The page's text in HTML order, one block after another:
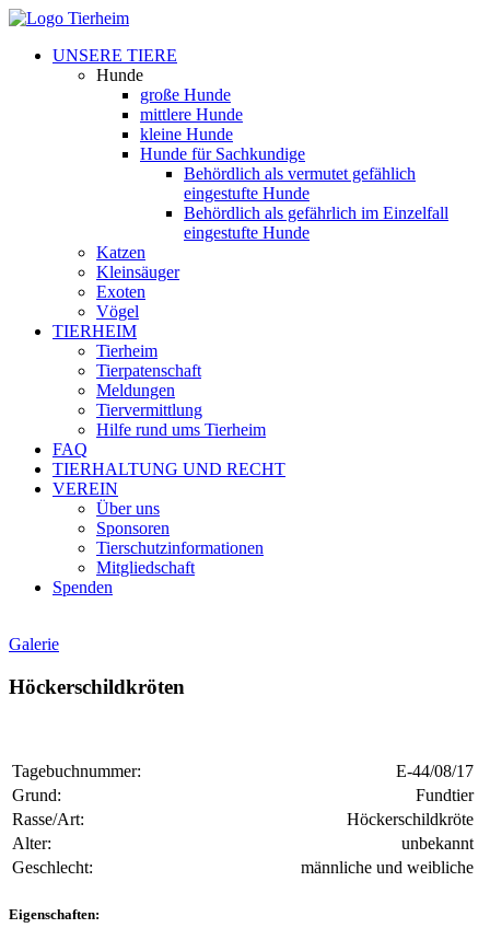
UNSERE TIERE
Hunde
große Hunde
mittlere Hunde
kleine Hunde
Hunde für Sachkundige
Behördlich als vermutet gefählich
eingestufte Hunde
Behördlich als gefährlich im Einzelfall
eingestufte Hunde
Katzen
Kleinsäuger
Exoten
Vögel
TIERHEIM
Tierheim
Tierpatenschaft
Meldungen
Tiervermittlung
Hilfe rund ums Tierheim
FAQ
TIERHALTUNG UND RECHT
VEREIN
Über uns
Sponsoren
Tierschutzinformationen
Mitgliedschaft
Spenden
Galerie
Höckerschildkröten
Tagebuchnummer:
E-44/08/17
Grund:
Fundtier
Rasse/Art:
Höckerschildkröte
Alter:
unbekannt
Geschlecht:
männliche und weibliche
Eigenschaften: